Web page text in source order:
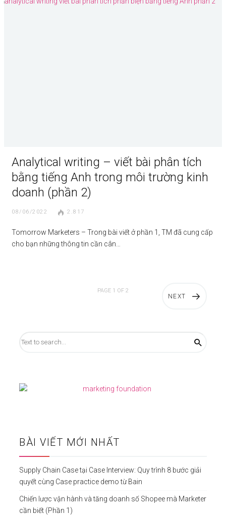
Analytical writing – viết bài phân tích
bằng tiếng Anh trong môi trường kinh
doanh (phần 2)
08/06/2022 2.817
Tomorrow Marketers – Trong bài viết ở phần 1, TM đã cung cấp
cho bạn những thông tin cần cân…
NEXT
PAGE 1 OF 2
BÀI VIẾT MỚI NHẤT
Supply Chain Case tại Case Interview: Quy trình 8 bước giải
quyết cùng Case practice demo từ Bain
Chiến lược vận hành và tăng doanh số Shopee mà Marketer
cần biết (Phần 1)